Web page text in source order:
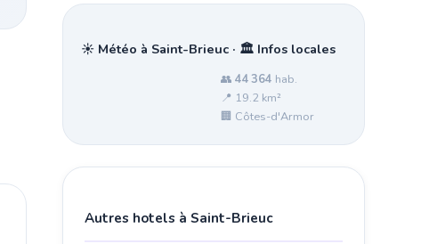
☀️ Météo à Saint-Brieuc · 🏛️ Infos locales
👥 44 364 hab.
📍 19.2 km²
🏢 Côtes-d'Armor
Autres hotels à Saint-Brieuc